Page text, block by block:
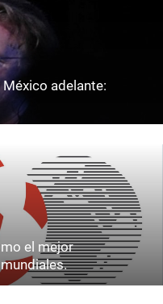
adelante:
el mejor